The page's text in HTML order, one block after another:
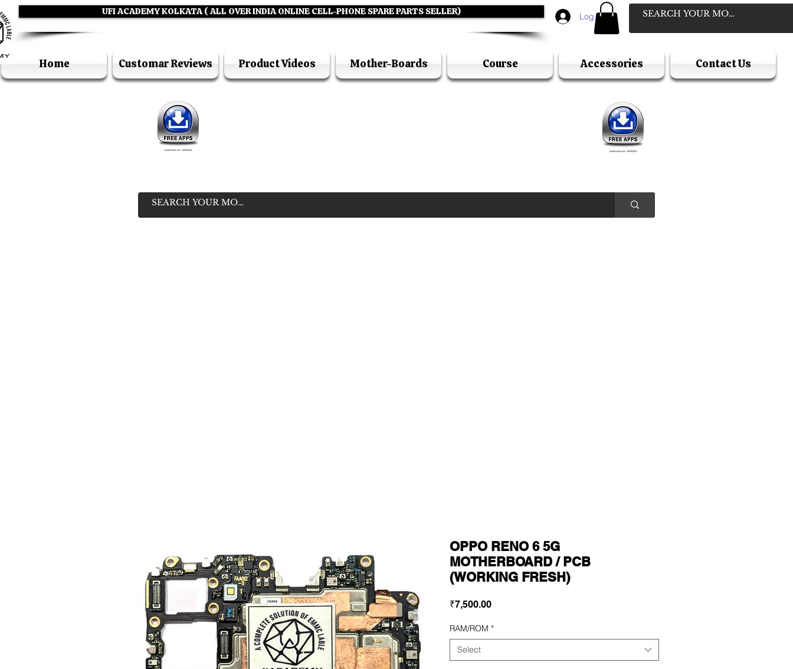
UFI ACADEMY KOLKATA ( ALL OVER INDIA ONLINE CELL-PHONE SPARE PARTS SELLER) Log In
Home Customar Reviews Product Videos Mother-Boards Course Accessories Contact Us
OPPO RENO 6 5G
MOTHERBOARD / PCB
(WORKING FRESH)
₹7,500.00Price
RAM/ROM *
Select